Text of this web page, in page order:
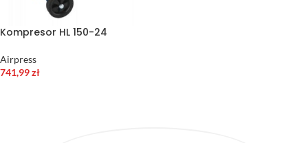
Kompresor HL 150-24
Airpress
741,99zł